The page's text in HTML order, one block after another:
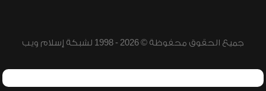
جميع الحقوق محفوظة © 2026 - 1998 لشبكة إسلام ويب